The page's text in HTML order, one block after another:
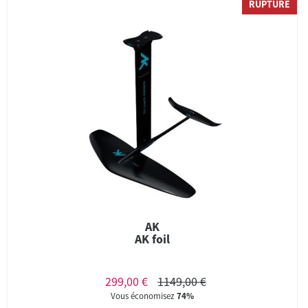
RUPTURE
AK
AK foil
299,00 € 1149,00 €
Vous économisez74%